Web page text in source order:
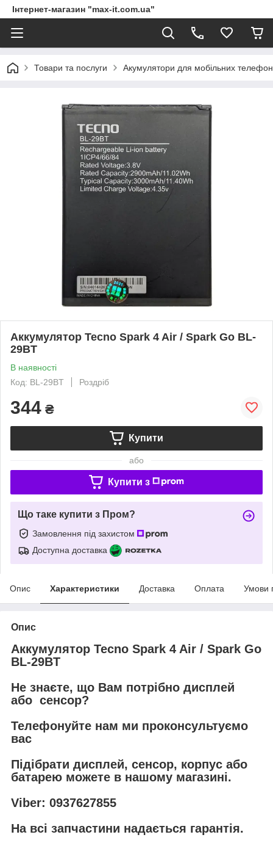
Інтернет-магазин "max-it.com.ua"
Товари та послуги Акумулятори для мобільних
Аккумулятор Tecno Spark 4 Air / Spark Go BL-
29BT
В наявності
Код: BL-29BT
Роздріб
344 ₴
Купити
або
Купити з
Що таке купити з Пром?
Замовлення під захистом
Доступна доставка
Опис Характеристики Доставка Оплата Умови
Опис
Аккумулятор Tecno Spark 4 Air / Spark Go
BL-29BT
Не знаєте, що Вам потрібно дисплей
або сенсор?
Телефонуйте нам ми проконсультуємо
вас
Підібрати дисплей, сенсор, корпус або
батарею можете в нашому магазині.
Viber: 0937627855
На всі запчастини надається гарантія.